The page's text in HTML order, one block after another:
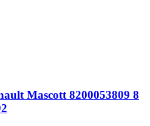
Mascott 8200053809 8